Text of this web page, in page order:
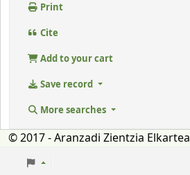
Print
Cite
Add to your cart
Save record
More searches
© 2017 - Aranzadi Zientzia Elkartea